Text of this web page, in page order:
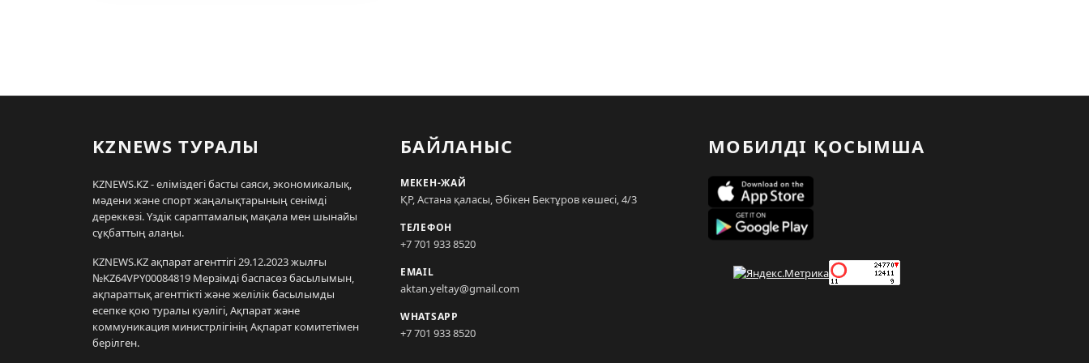
KZNEWS ТУРАЛЫ
KZNEWS.KZ - еліміздегі басты саяси, экономикалық,
мәдени және спорт жаңалықтарының сенімді
дереккөзі. Үздік сараптамалық мақала мен шынайы
сұқбаттың алаңы.
KZNEWS.KZ ақпарат агенттігі 29.12.2023 жылғы
№KZ64VPY00084819 Мерзімді баспасөз басылымын,
ақпараттық агенттікті және желілік басылымды
есепке қою туралы куәлігі, Ақпарат және
коммуникация министрлігінің Ақпарат комитетімен
берілген.
БАЙЛАНЫС
МЕКЕН-ЖАЙ
ҚР, Астана қаласы, Әбікен Бектұров көшесі, 4/3
ТЕЛЕФОН
+7 701 933 8520
EMAIL
aktan.yeltay@gmail.com
WHATSAPP
+7 701 933 8520
МОБИЛДІ ҚОСЫМША